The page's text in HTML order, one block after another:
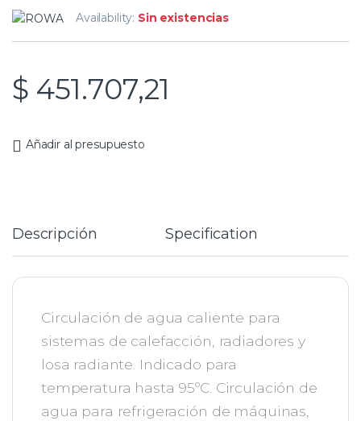
Availability: Sin existencias
$ 451.707,21
Añadir al presupuesto
Descripción Specification
Circulación de agua caliente para
sistemas de calefacción, radiadores y
losa radiante. Indicado para
temperatura hasta 95ºC. Circulación de
agua para refrigeración de máquinas,